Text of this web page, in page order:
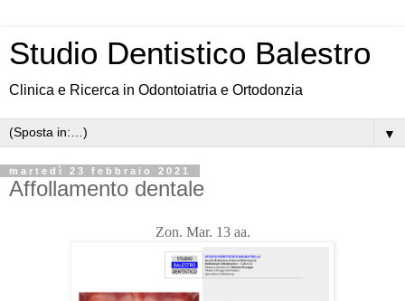
Studio Dentistico Balestro
Clinica e Ricerca in Odontoiatria e Ortodonzia
▼
martedì 23 febbraio 2021
Affollamento dentale
Zon. Mar. 13 aa.